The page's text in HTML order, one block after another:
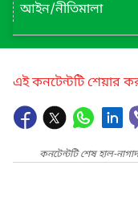
আইন/নীতিমালা
এই কনটেন্টটি শেয়ার
কনটেন্টটি শেষ হাল-